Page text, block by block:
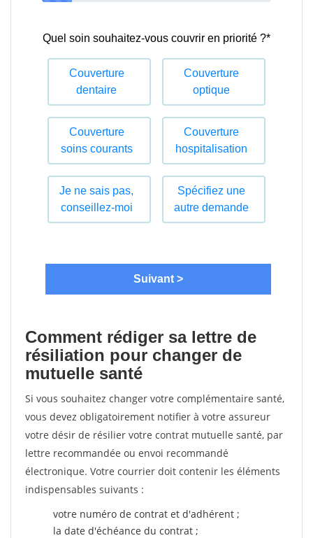
Comment rédiger sa lettre de
résiliation pour changer de
mutuelle santé
Si vous souhaitez changer votre complémentaire santé,
vous devez obligatoirement notifier à votre assureur
votre désir de résilier votre contrat mutuelle santé, par
lettre recommandée ou envoi recommandé
électronique. Votre courrier doit contenir les éléments
indispensables suivants :
votre numéro de contrat et d'adhérent ;
la date d'échéance du contrat ;